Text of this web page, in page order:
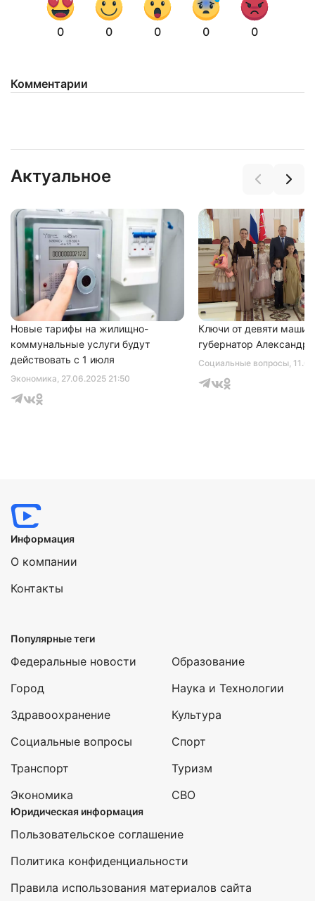
0 0 0 0 0
Комментарии
Актуальное
Экономика, 27.06.2025 21:50
Новые тарифы на жилищно-
коммунальные услуги будут
действовать с 1 июля
Социальные вопросы,
Ключи от девяти машин
губернатор Александр
Нажимая на кнопку "Отправить" вы
соглашаетесь с
политикой конфиденциальности
Информация
О компании
Контакты
Популярные теги
Федеральные новости
Город
Здравоохранение
Социальные вопросы
Транспорт
Экономика
Образование
Наука и Технологии
Культура
Спорт
Туризм
СВО
Юридическая информация
Пользовательское соглашение
Политика конфиденциальности
Правила использования материалов сайта